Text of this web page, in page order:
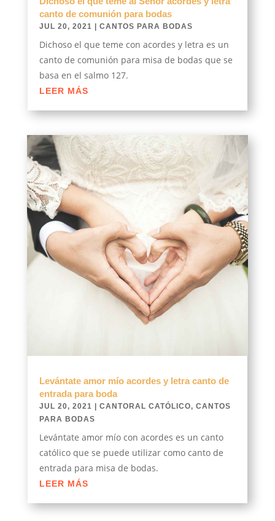
canto de comunión para bodas
JUL 20, 2021 | CANTOS PARA BODAS
Dichoso el que teme con acordes y letra es un
canto de comunión para misa de bodas que se
basa en el salmo 127.
LEER MÁS
Levántate amor mío acordes y letra canto de
entrada para boda
JUL 20, 2021 CANTORAL CATÓLICO, CANTOS
PARA BODAS
Levántate amor mío con acordes es un canto
católico que se puede utilizar como canto de
entrada para misa de bodas.
LEER MÁS